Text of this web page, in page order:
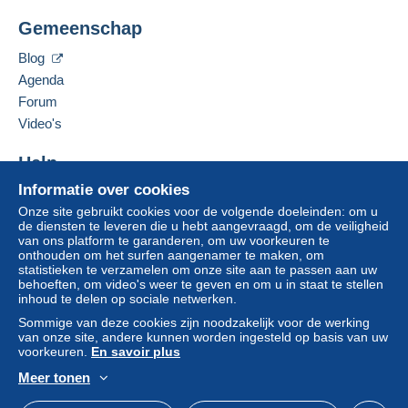
Een onbetaalde aankoop kan gevolgen hebben
voor de rekening van de koper.
Als de verkoopvoorwaarden van de verkoper
clausules bevatten met betrekking tot de betaling,
moeten deze als nietig worden beschouwd. De
Delcampe, zoals gedefinieerd in de
toepassing zijn.
Aankopen moeten worden betaald binnen14
dagenna ontvangst van de eindafrekening van de
verkoper.
Garantie:
koper.
Om de termijnen voor terugzending en
terugbetaling van het item te weten,
het Delcampe-charter
De verkoper contacteren
Informatie over cookies
Onze site gebruikt cookies voor de volgende doeleinden: om u
de diensten te leveren die u hebt aangevraagd, om de veiligheid
van ons platform te garanderen, om uw voorkeuren te
onthouden om het surfen aangenamer te maken, om
statistieken te verzamelen om onze site aan te passen aan uw
behoeften, om video's weer te geven en om u in staat te stellen
inhoud te delen op sociale netwerken.
Sommige van deze cookies zijn noodzakelijk voor de werking
van onze site, andere kunnen worden ingesteld op basis van uw
voorkeuren. En savoir plus
Meer tonen
Gemeenschap
Blog
Agenda
Forum
Video's
Help
Hulpcentrum
Kopen op Delcampe
Verkopen op Delcampe
Een beveiligde website